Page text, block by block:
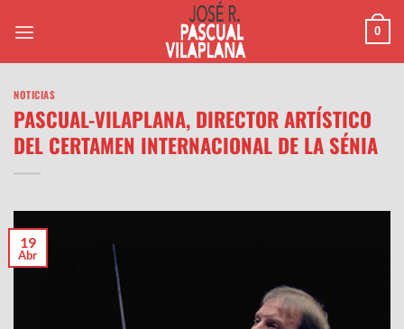
0
NOTICIAS
PASCUAL-VILAPLANA, DIRECTOR ARTÍSTICO
DEL CERTAMEN INTERNACIONAL DE LA SÉNIA
19
Abr